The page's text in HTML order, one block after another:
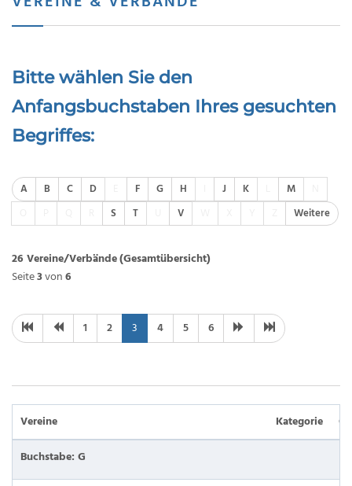
Bitte wählen Sie den
Anfangsbuchstaben Ihres gesuchten
Begriffes:
A B C D F G H J K M
S T V Weitere
26 Vereine/Verbände(Gesamtübersicht)
Seite3von6
1 2 3 4 5 6
Vereine Kategorie
Buchstabe: G